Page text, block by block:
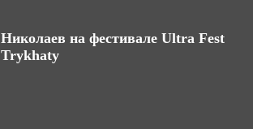
Николаев на фестивале Ultra Fest
Trykhaty